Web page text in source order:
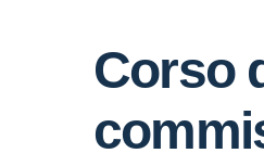
Corso